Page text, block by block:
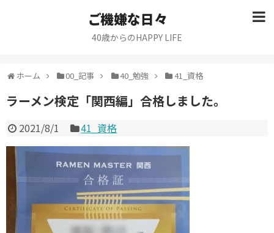
ご機嫌な日々
40歳からのHAPPY LIFE
ホーム 00_記事 40_勉強 41_資格
ラーメン検定「関西編」合格しました。
2021/8/1 41_資格